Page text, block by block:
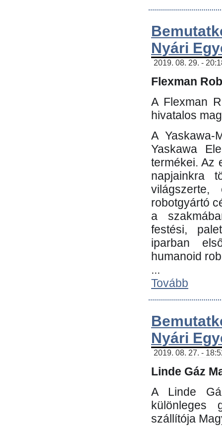
Nyári
2019. 08. 29. -
Flexman
A Flexman
hivatalos
A Yaskawa-
Yaskawa
termékei. Az
napjainkra
robotgyártó
a
festési,
iparban
humanoid
...
Tovább
Nyári
2019. 08. 27. -
Linde Gáz
A Linde
különleges
szállítója